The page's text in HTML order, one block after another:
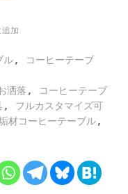
追加
ル,
コーヒーテーブ
洒落 ,
コーヒーテーブ
,
フルカスタマイズ可
材コーヒーテーブル,